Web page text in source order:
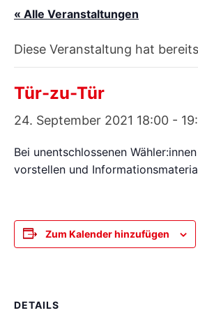
« Alle Veranstaltungen
Diese Veranstaltung hat
Tür-zu-Tür
24. September 2021 18:00 -
Bei unentschlossenen
vorstellen und
Zum Kalender hinzufügen
DETAILS